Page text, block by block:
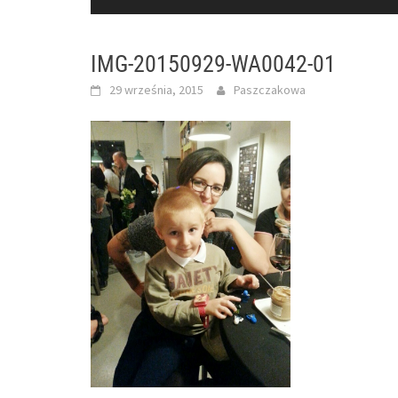
IMG-20150929-WA0042-01
29 września, 2015 Paszczakowa